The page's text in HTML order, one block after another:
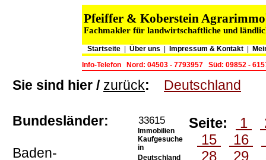
Pfeiffer & Koberstein
Fachmakler für landwirtschaftliche und
Startseite Über uns Impressum & Kontakt
Info-Telefon
Nord: 04503 - 7793957 Süd: 09852 -
Sie sind hier / zurück: Deutschland
Bundesländer:
Baden-
33615
Immobilien
Kaufgesuche
in
Deutschland
Seite: 1
15
16
28
29